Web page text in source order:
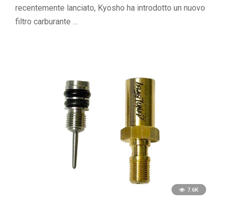
recentemente lanciato, Kyosho ha introdotto un nuovo
filtro carburante …
7.6K